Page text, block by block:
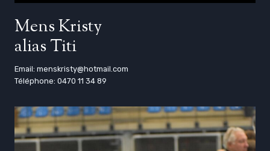
Mens Kristy
alias Titi
Email: menskristy@hotmail.com
Téléphone: 0470 11 34 89